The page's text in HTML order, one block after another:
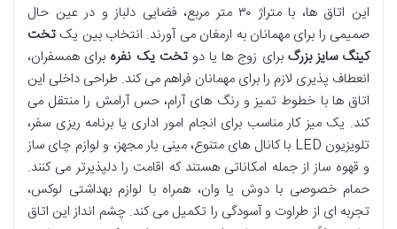
این اتاق ها، با متراژ ۳۰ متر مربع، فضایی دلباز و در عین حال
صمیمی را برای مهمانان به ارمغان می آورند. انتخاب بین یک تخت
کینگ سایز بزرگ برای زوج ها یا دوتخت یک نفره برای همسفران،
انعطاف پذیری لازم را برای مهمانان فراهم می کند. طراحی داخلی این
اتاق ها با خطوط تمیز و رنگ های آرام، حس آرامش را منتقل می
کند. یک میز کار مناسب برای انجام امور اداری یا برنامه ریزی سفر،
تلویزیون LED با کانال های متنوع، مینی بار مجهز، و لوازم چای ساز
و قهوه ساز از جمله امکاناتی هستند که اقامت را دلپذیرتر می کنند.
حمام خصوصی با دوش یا وان، همراه با لوازم بهداشتی لوکس،
تجربه ای از طراوت و آسودگی را تکمیل می کند. چشم انداز این اتاق